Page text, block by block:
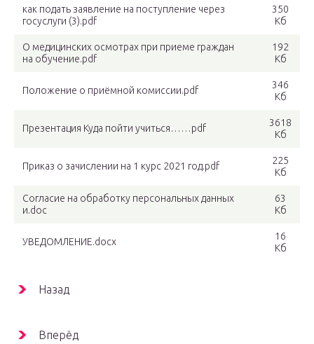
как подать заявление на поступление через
госуслуги (3).pdf
350
Кб
О медицинских осмотрах при приеме граждан
на обучение.pdf
192
Кб
Положение о приёмной комиссии.pdf
346
Кб
Презентация Куда пойти учиться……pdf
3618
Кб
Приказ о зачислении на 1 курс 2021 год.pdf
225
Кб
Согласие на обработку персональных данных
и.doc
63
Кб
УВЕДОМЛЕНИЕ.docx
16
Кб
Назад
Вперёд